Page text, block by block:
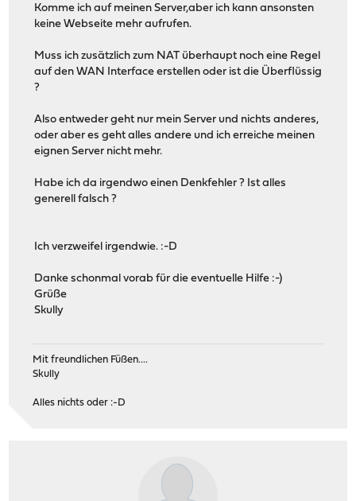
Komme ich auf meinen Server,aber ich kann ansonsten
keine Webseite mehr aufrufen.
Muss ich zusätzlich zum NAT überhaupt noch eine Regel
auf den WAN Interface erstellen oder ist die Überflüssig
?
Also entweder geht nur mein Server und nichts anderes,
oder aber es geht alles andere und ich erreiche meinen
eignen Server nicht mehr.
Habe ich da irgendwo einen Denkfehler ? Ist alles
generell falsch ?
Ich verzweifel irgendwie. :-D
Danke schonmal vorab für die eventuelle Hilfe :-)
Grüße
Skully
Mit freundlichen Füßen....
Skully
Alles nichts oder :-D